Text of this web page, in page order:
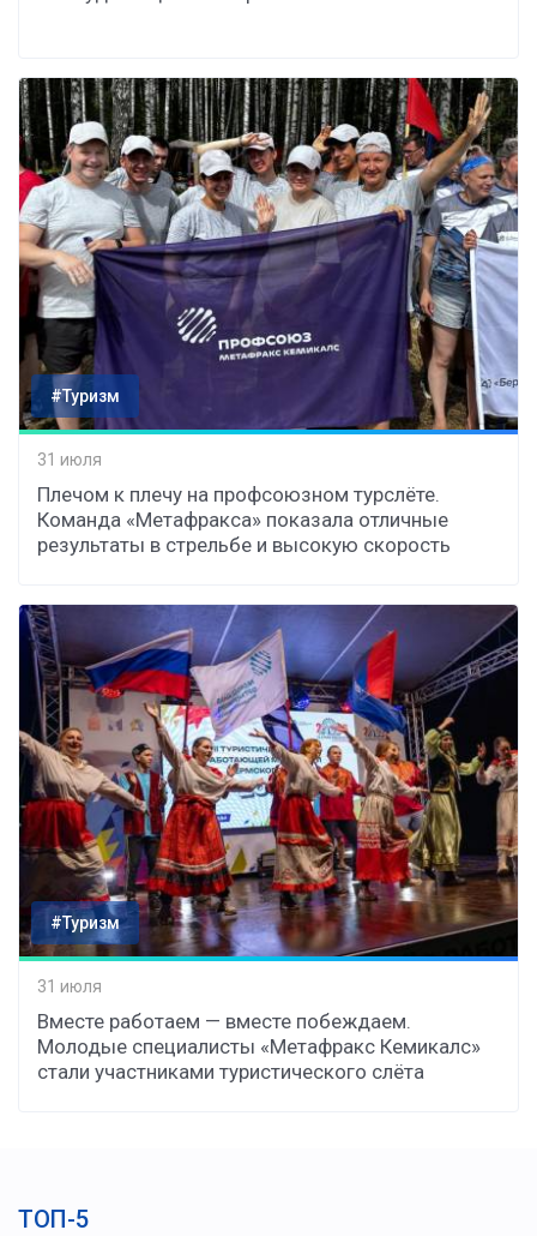
#Туризм
31 июля
Плечом к плечу на профсоюзном турслёте.
Команда «Метафракса» показала отличные
результаты в стрельбе и высокую скорость
#Туризм
31 июля
Вместе работаем — вместе побеждаем.
Молодые специалисты «Метафракс Кемикалс»
стали участниками туристического слёта
ТОП-5